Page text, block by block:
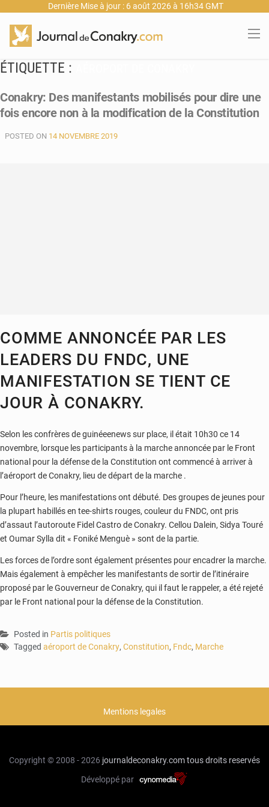
Dernière Mise à jour : 6 août 2026 à 16h34 GMT
ÉTIQUETTE :
Conakry: Des manifestants mobilisés pour dire une
fois encore non à la modification de la Constitution
POSTED ON 14 NOVEMBRE 2019
COMME ANNONCÉE PAR LES
LEADERS DU FNDC, UNE
MANIFESTATION SE TIENT CE
JOUR À CONAKRY.
Selon les confrères de guinéeenews sur place, il était 10h30 ce 14
novembre, lorsque les participants à la marche annoncée par le Front
national pour la défense de la Constitution ont commencé à arriver à
l’aéroport de Conakry, lieu de départ de la marche .
Pour l’heure, les manifestations ont débuté. Des groupes de jeunes pour
la plupart habillés en tee-shirts rouges, couleur du FNDC, ont pris
d’assaut l’autoroute Fidel Castro de Conakry. Cellou Dalein, Sidya Touré
et Oumar Sylla dit « Foniké Menguè » sont de la partie.
Les forces de l’ordre sont également présentes pour encadrer la marche.
Mais également à empêcher les manifestants de sortir de l’itinéraire
proposé par le Gouverneur de Conakry, qui il faut le rappeler, a été rejeté
par le Front national pour la défense de la Constitution.
Posted in Partis politiques
Tagged aéroport de Conakry, Constitution, Fndc, Marche
Mentions legales
Copyright © 2008 - 2026 journaldeconakry.comtous droits reservés
Développé par